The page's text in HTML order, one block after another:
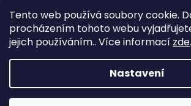
Tento web používá soubory cookie.
procházením tohoto webu
jejich používáním.. Více informací zde.
Nastavení